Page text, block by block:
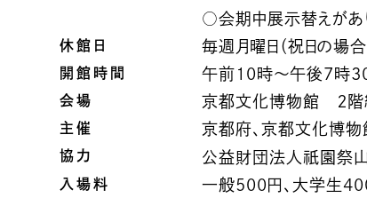
○会期中展示替えがあ
休館日 毎週月曜日（祝日の場
開館時間 午前10時～午後7時30
会場 京都文化博物館 ２階
主催 京都府、京都文化博物
協力 公益財団法人 祇園祭
入場料
一般500円、大学生